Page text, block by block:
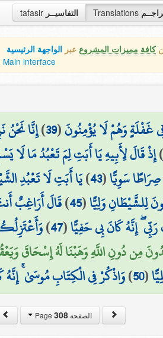
tafasir التفاسيــر Translations
كافة مميزات المشروع عبر الواجهة الرئيسية
Main interface
غَفْلَةٍ وَهُمْ لَا يُؤْمِنُونَ(
39
)إِنَّا
)إِذْ قَالَ لِأَبِيهِ يَا أَبَتِ لِمَ تَعْبُدُ مَا
سَوِيًّا(
43
)يَا أَبَتِ لَا تَعْبُدِ
وَلِيًّا(
45
)قَالَ أَرَاغِبٌ
إِنَّهُ كَانَ بِي حَفِيًّا(
47
)
مِن دُونِ اللَّهِ وَهَبْنَا لَهُ إِسْحَاقَ
(
50
)وَاذْكُرْ فِي الْكِتَابِ مُوسَىٰ ۚ إِنَّهُ
الصفحة Page308